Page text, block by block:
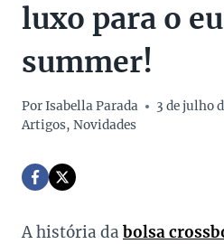
luxo para o
summer!
PorIsabella Parada
3 de julho
Artigos, Novidades
A história da bolsa